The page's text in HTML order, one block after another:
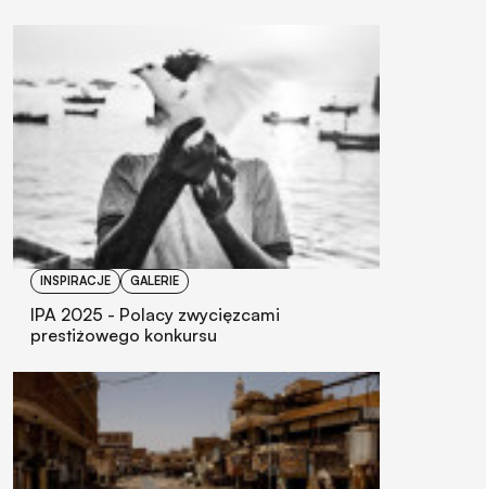
INSPIRACJE GALERIE
IPA 2025 - Polacy zwycięzcami
prestiżowego konkursu